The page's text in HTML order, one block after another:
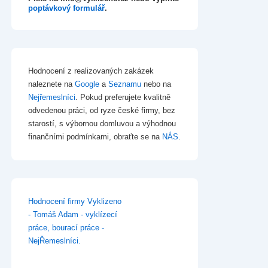
poptávkový formulář.
Hodnocení z realizovaných zakázek
naleznete na Google a Seznamu nebo na
Nejřemeslníci. Pokud preferujete kvalitně
odvedenou práci, od ryze české firmy, bez
starostí, s výbornou domluvou a výhodnou
finančními podmínkami, obraťte se na NÁS.
Hodnocení firmy Vyklizeno
- Tomáš Adam - vyklízecí
práce, bourací práce -
NejŘemeslníci.